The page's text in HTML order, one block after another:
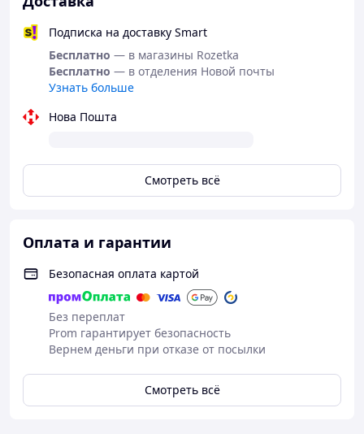
КОРМЛЕНИЕ
Корм необхідно вводити в раціон поступово (принаймні
протягом перших 5-ти d (днів)). Забезпечте тварині
постійний доступ до чистої свіжої питної води.
залежно від віку, породи, рівня активності та
дорослих котів.
Корм фасується в полієтиленові пакети.
Подписка на доставку Smart
Бесплатно — в магазины Rozetka
Бесплатно — в отделения Новой почты
Узнать больше
Нова Пошта
Смотреть всё
Оплата и гарантии
Безопасная оплата картой
Без переплат
Prom гарантирует безопасность
Вернем деньги при отказе от посылки
Смотреть всё